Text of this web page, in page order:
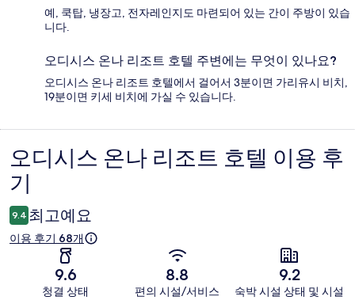
예, 쿡탑, 냉장고, 전자레인지도 마련되어 있는 간이 주방이 있습
니다.
오디시스 온나 리조트 호텔 주변에는 무엇이 있나요?
오디시스 온나 리조트 호텔에서 걸어서 3분이면 가리유시 비치,
19분이면 키세 비치에 가실 수 있습니다.
이
용
후
기
오디시스 온나 리조트 호텔 이용 후
기
9.4 최고예요
이용 후기 68개
9.6
청결 상태
8.8
편의 시설/서비스
9.2
숙박 시설 상태 및 시설